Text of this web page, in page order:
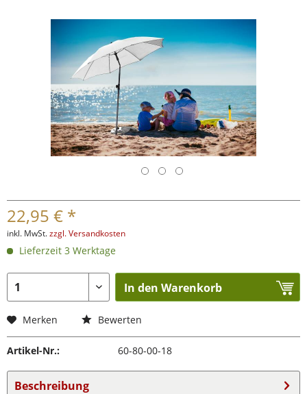
22,95 € *
inkl. MwSt.zzgl. Versandkosten
Lieferzeit 3 Werktage
In den Warenkorb
Merken Bewerten
Artikel-Nr.: 60-80-00-18
Beschreibung